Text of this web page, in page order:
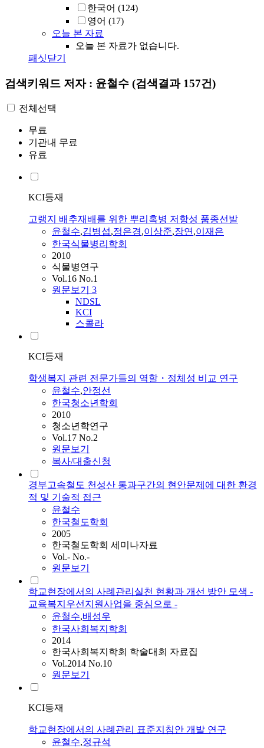
한국어 (124)
영어 (17)
오늘 본 자료
오늘 본 자료가 없습니다.
패싯닫기
검색키워드 저자 : 윤철수 (검색결과 157건)
전체선택
무료
기관내 무료
유료
KCI등재
고랭지 배추재배를 위한 뿌리혹병 저항성 품종선발
윤철수,김병섭,정은경,이상준,장연,이재은
한국식물병리학회
2010
식물병연구
Vol.16 No.1
원문보기 3
NDSL
KCI
스콜라
KCI등재
학생복지 관련 전문가들의 역할・정체성 비교 연구
윤철수,안정선
한국청소년학회
2010
청소년학연구
Vol.17 No.2
원문보기
복사/대출신청
경부고속철도 천성산 통과구간의 현안문제에 대한 환경
적 및 기술적 접근
윤철수
한국철도학회
2005
한국철도학회 세미나자료
Vol.- No.-
원문보기
학교현장에서의 사례관리실천 현황과 개선 방안 모색 -
교육복지우선지원사업을 중심으로 -
윤철수,배성우
한국사회복지학회
2014
한국사회복지학회 학술대회 자료집
Vol.2014 No.10
원문보기
KCI등재
학교현장에서의 사례관리 표준지침안 개발 연구
윤철수,정규석